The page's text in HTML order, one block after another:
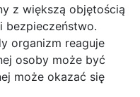
z większą objętością
bezpieczeństwo.
organizm reaguje
osoby może być
może okazać się